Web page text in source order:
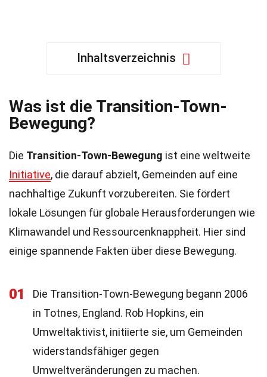
Inhaltsverzeichnis
Was ist die Transition-Town-
Bewegung?
Die Transition-Town-Bewegung ist eine weltweite
Initiative, die darauf abzielt, Gemeinden auf eine
nachhaltige Zukunft vorzubereiten. Sie fördert
lokale Lösungen für globale Herausforderungen wie
Klimawandel und Ressourcenknappheit. Hier sind
einige spannende Fakten über diese Bewegung.
01
Die Transition-Town-Bewegung begann 2006
in Totnes, England. Rob Hopkins, ein
Umweltaktivist, initiierte sie, um Gemeinden
widerstandsfähiger gegen
Umweltveränderungen zu machen.